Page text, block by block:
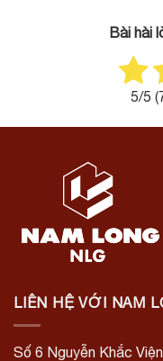
Bài hài
5/5 (
LIÊN HỆ VỚI NAM
Số 6 Nguyễn Khắc